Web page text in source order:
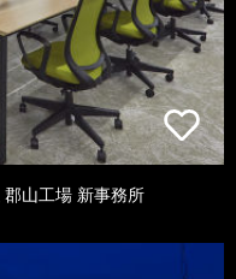
山工場 新事務所